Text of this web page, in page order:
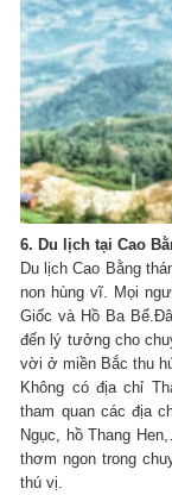
6. Du lịch tại Cao
Du lịch Cao Bằng
non hùng vĩ. Mọi
Giốc và Hồ Ba Bể.
đến lý tưởng cho
vời ở miền Bắc thu
Không có địa chỉ
tham quan các địa
Ngục, hồ Thang
thơm ngon trong
thú vị.